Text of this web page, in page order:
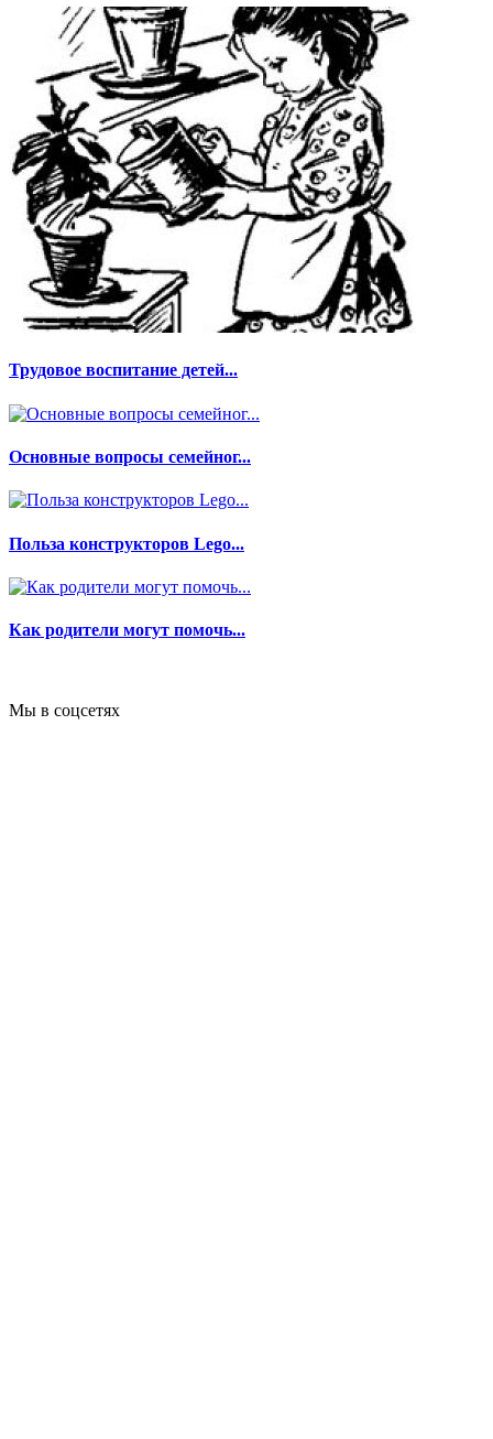
Трудовое воспитание детей...
Основные вопросы семейног...
Польза конструкторов Lego...
Как родители могут помочь...
Мы в соцсетях